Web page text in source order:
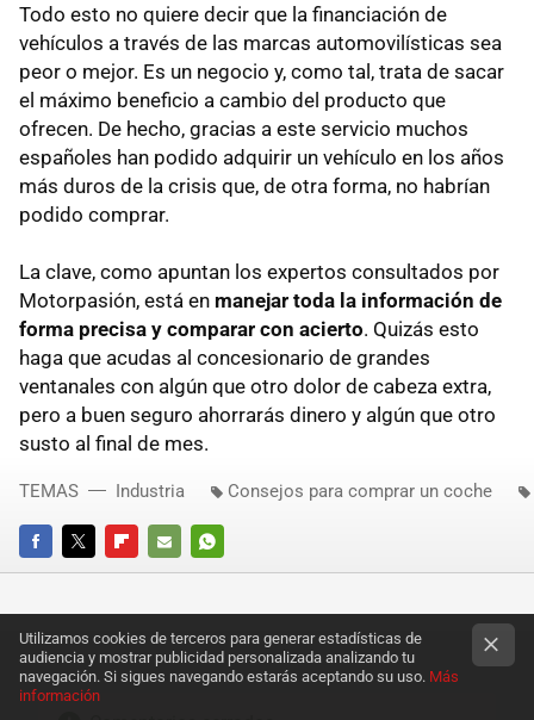
Todo esto no quiere decir que la financiación de
vehículos a través de las marcas automovilísticas sea
peor o mejor. Es un negocio y, como tal, trata de sacar
el máximo beneficio a cambio del producto que
ofrecen. De hecho, gracias a este servicio muchos
españoles han podido adquirir un vehículo en los años
más duros de la crisis que, de otra forma, no habrían
podido comprar.
La clave, como apuntan los expertos consultados por
Motorpasión, está en manejar toda la información de
forma precisa y comparar con acierto. Quizás esto
haga que acudas al concesionario de grandes
ventanales con algún que otro dolor de cabeza extra,
pero a buen seguro ahorrarás dinero y algún que otro
susto al final de mes.
FACEBOOKTWITTERFLIPBOARD
E-
WHATSAPP
TEMAS Industria Consejos para comprar un coche
Utilizamos cookies de terceros para generar estadísticas de
audiencia y mostrar publicidad personalizada analizando tu
navegación. Si sigues navegando estarás aceptando su uso. Más
información